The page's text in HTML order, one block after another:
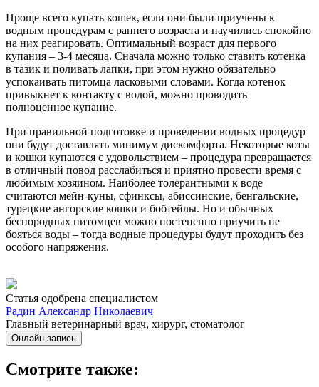
Проще всего купать кошек, если они были приучены к
водным процедурам с раннего возраста и научились спокойно
на них реагировать. Оптимальный возраст для первого
купания – 3-4 месяца. Сначала можно только ставить котенка
в тазик и поливать лапки, при этом нужно обязательно
успокаивать питомца ласковыми словами. Когда котенок
привыкнет к контакту с водой, можно проводить
полноценное купание.
При правильной подготовке и проведении водных процедур
они будут доставлять минимум дискомфорта. Некоторые коты
и кошки купаются с удовольствием – процедура превращается
в отличный повод расслабиться и приятно провести время с
любимым хозяином. Наиболее толерантными к воде
считаются мейн-куны, сфинксы, абиссинские, бенгальские,
турецкие ангорские кошки и бобтейлы. Но и обычных
беспородных питомцев можно постепенно приучить не
бояться воды – тогда водные процедуры будут проходить без
особого напряжения.
Статья одобрена специалистом
Радин Александр Николаевич
Главный ветеринарный врач, хирург, стоматолог
Онлайн-запись
Смотрите также: